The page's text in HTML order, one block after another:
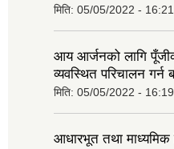
मिति: 05/05/2022 - 16:21
आय आर्जनको लागि
व्यवस्थित परिचालन गर्न
मिति: 05/05/2022 - 16:19
आधारभूत तथा माध्यमिक